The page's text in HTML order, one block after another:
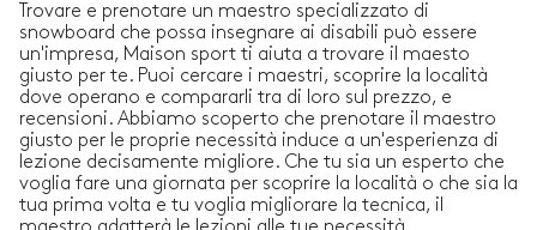
Trovare e prenotare un maestro specializzato di
snowboard che possa insegnare ai disabili può essere
un'impresa, Maison sport ti aiuta a trovare il maesto
giusto per te. Puoi cercare i maestri, scoprire la località
dove operano e compararli tra di loro sul prezzo, e
recensioni. Abbiamo scoperto che prenotare il maestro
giusto per le proprie necessità induce a un'esperienza di
lezione decisamente migliore. Che tu sia un esperto che
voglia fare una giornata per scoprire la località o che sia la
tua prima volta e tu voglia migliorare la tecnica, il